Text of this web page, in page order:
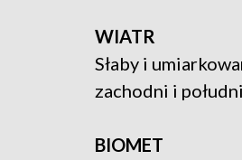
WIATR
Słaby i
zachodni i
BIOMET